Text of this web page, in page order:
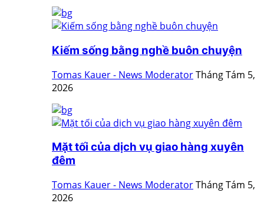
Kiếm sống bằng nghề buôn chuyện
Tomas Kauer - News ModeratorTháng Tám 5,
2026
Mặt tối của dịch vụ giao hàng xuyên
đêm
Tomas Kauer - News ModeratorTháng Tám 5,
2026